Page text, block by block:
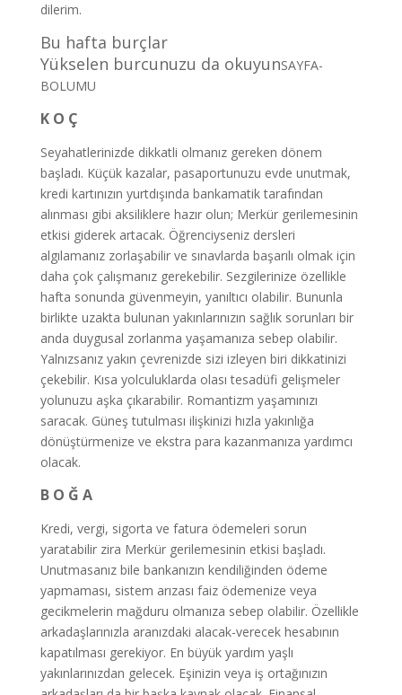
dilerim.
Bu hafta burçlar
Yükselen burcunuzu da okuyunSAYFA-
BOLUMU
K O Ç
Seyahatlerinizde dikkatli olmanız gereken dönem
başladı. Küçük kazalar, pasaportunuzu evde unutmak,
kredi kartınızın yurtdışında bankamatik tarafından
alınması gibi aksiliklere hazır olun; Merkür gerilemesinin
etkisi giderek artacak. Öğrenciyseniz dersleri
algılamanız zorlaşabilir ve sınavlarda başarılı olmak için
daha çok çalışmanız gerekebilir. Sezgilerinize özellikle
hafta sonunda güvenmeyin, yanıltıcı olabilir. Bununla
birlikte uzakta bulunan yakınlarınızın sağlık sorunları bir
anda duygusal zorlanma yaşamanıza sebep olabilir.
Yalnızsanız yakın çevrenizde sizi izleyen biri dikkatinizi
çekebilir. Kısa yolculuklarda olası tesadüfi gelişmeler
yolunuzu aşka çıkarabilir. Romantizm yaşamınızı
saracak. Güneş tutulması ilişkinizi hızla yakınlığa
dönüştürmenize ve ekstra para kazanmanıza yardımcı
olacak.
B O Ğ A
Kredi, vergi, sigorta ve fatura ödemeleri sorun
yaratabilir zira Merkür gerilemesinin etkisi başladı.
Unutmasanız bile bankanızın kendiliğinden ödeme
yapmaması, sistem arızası faiz ödemenize veya
gecikmelerin mağduru olmanıza sebep olabilir. Özellikle
arkadaşlarınızla aranızdaki alacak-verecek hesabının
kapatılması gerekiyor. En büyük yardım yaşlı
yakınlarınızdan gelecek. Eşinizin veya iş ortağınızın